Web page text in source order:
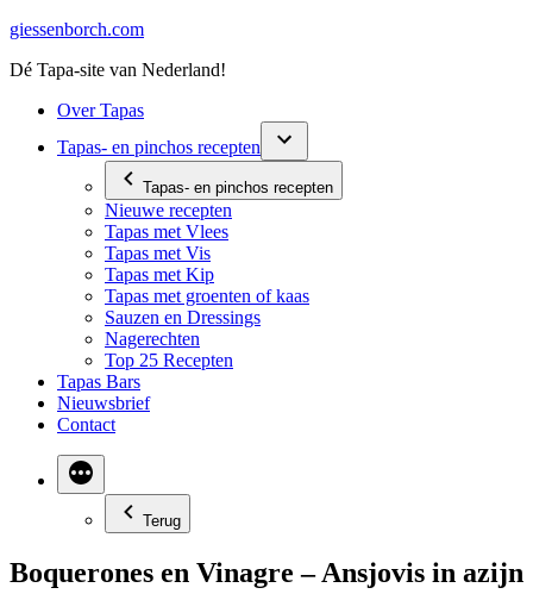
Ga
de
giessenborch.com
Dé Tapa-site van Nederland!
Over Tapas
Tapas- en pinchos recepten
Tapas- en pinchos recepten
Nieuwe recepten
Tapas met Vlees
Tapas met Vis
Tapas met Kip
Tapas met groenten of kaas
Sauzen en Dressings
Nagerechten
Top 25 Recepten
Tapas Bars
Nieuwsbrief
Contact
Terug
Boquerones en Vinagre – Ansjovis in azijn